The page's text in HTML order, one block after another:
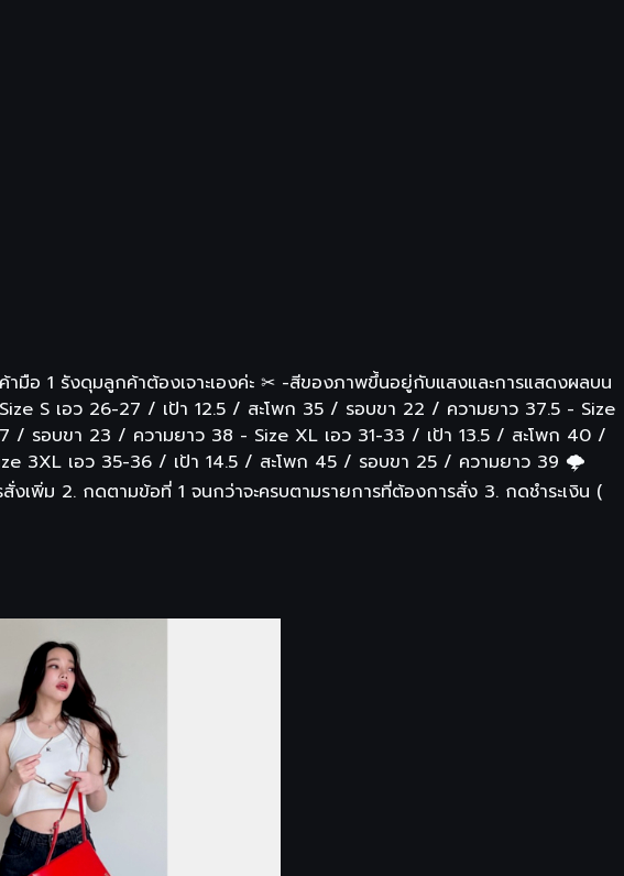
อ 1 รังดุมลูกค้าต้องเจาะเองค่ะ ✂ -สีของภาพขึ้นอยู่กับแสงและการแสดงผลบน
S เอว 26-27 / เป้า 12.5 / สะโพก 35 / รอบขา 22 / ความยาว 37.5 - Size
/ รอบขา 23 / ความยาว 38 - Size XL เอว 31-33 / เป้า 13.5 / สะโพก 40 /
3XL เอว 35-36 / เป้า 14.5 / สะโพก 45 / รอบขา 25 / ความยาว 39 🌩
เพิ่ม 2. กดตามข้อที่ 1 จนกว่าจะครบตามรายการที่ต้องการสั่ง 3. กดชำระเงิน (